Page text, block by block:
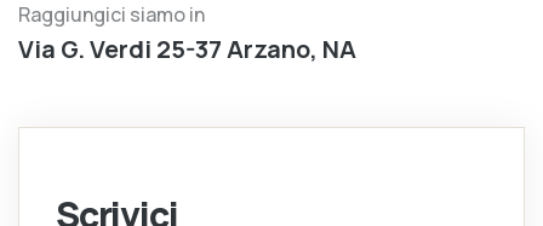
Raggiungici siamo in
Via G. Verdi 25-37 Arzano, NA
Scrivici